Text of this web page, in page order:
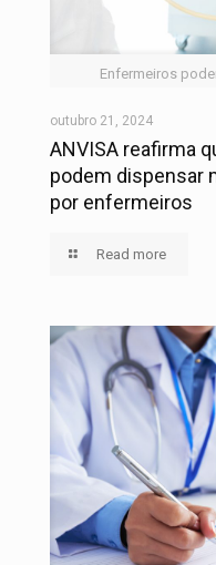
Enfermeiros
outubro 21, 2024
ANVISA reafirma
podem dispensar
por enfermeiros
Read more